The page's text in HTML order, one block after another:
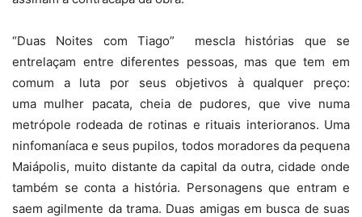
“Duas Noites com Tiago” mescla histórias que se
entrelaçam entre diferentes pessoas, mas que tem em
comum a luta por seus objetivos à qualquer preço:
uma mulher pacata, cheia de pudores, que vive numa
metrópole rodeada de rotinas e rituais interioranos. Uma
ninfomaníaca e seus pupilos, todos moradores da pequena
Maiápolis, muito distante da capital da outra, cidade onde
também se conta a história. Personagens que entram e
saem agilmente da trama. Duas amigas em busca de suas